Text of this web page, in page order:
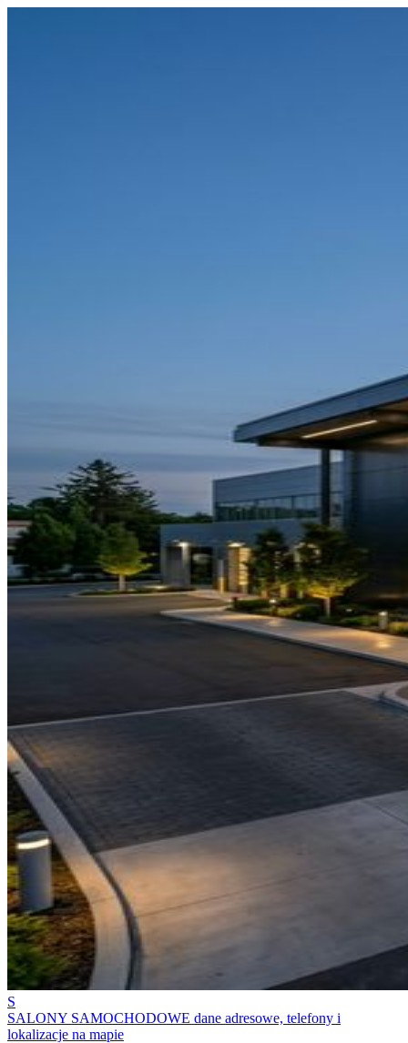
S
SALONY SAMOCHODOWE dane adresowe, telefony i
lokalizacje na mapie